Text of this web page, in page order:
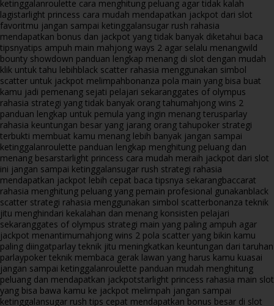
ketinggalanroulette cara menghitung peluang agar tidak kalah
lagistarlight princess cara mudah mendapatkan jackpot dari slot
favoritmu jangan sampai ketinggalansugar rush rahasia
mendapatkan bonus dan jackpot yang tidak banyak diketahui baca
tipsnyatips ampuh main mahjong ways 2 agar selalu menangwild
bounty showdown panduan lengkap menang di slot dengan mudah
klik untuk tahu lebihblack scatter rahasia menggunakan simbol
scatter untuk jackpot melimpahbonanza pola main yang bisa buat
kamu jadi pemenang sejati pelajari sekaranggates of olympus
rahasia strategi yang tidak banyak orang tahumahjong wins 2
panduan lengkap untuk pemula yang ingin menang terusparlay
rahasia keuntungan besar yang jarang orang tahupoker strategi
terbukti membuat kamu menang lebih banyak jangan sampai
ketinggalanroulette panduan lengkap menghitung peluang dan
menang besarstarlight princess cara mudah meraih jackpot dari slot
ini jangan sampai ketinggalansugar rush strategi rahasia
mendapatkan jackpot lebih cepat baca tipsnya sekarangbaccarat
rahasia menghitung peluang yang pemain profesional gunakanblack
scatter strategi rahasia menggunakan simbol scatterbonanza teknik
jitu menghindari kekalahan dan menang konsisten pelajari
sekaranggates of olympus strategi main yang paling ampuh agar
jackpot menantimumahjong wins 2 pola scatter yang bikin kamu
paling diingatparlay teknik jitu meningkatkan keuntungan dari taruhan
parlaypoker teknik membaca gerak lawan yang harus kamu kuasai
jangan sampai ketinggalanroulette panduan mudah menghitung
peluang dan mendapatkan jackpotstarlight princess rahasia main slot
yang bisa bawa kamu ke jackpot melimpah jangan sampai
ketinggalansugar rush tips cepat mendapatkan bonus besar di slot